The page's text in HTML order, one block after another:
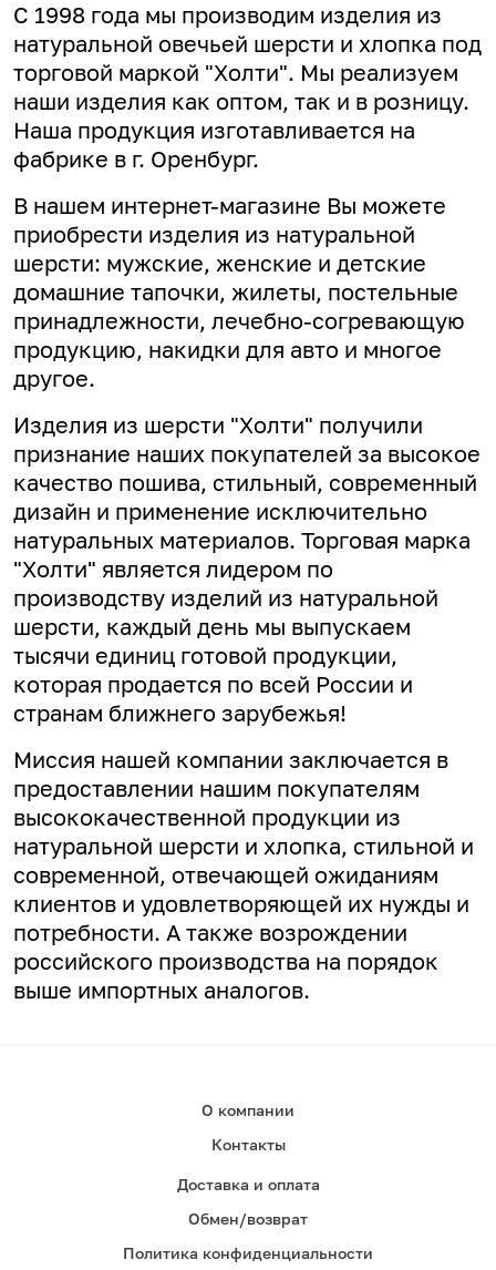
С 1998 года мы производим изделия из
натуральной овечьей шерсти и хлопка под
торговой маркой "Холти". Мы реализуем
наши изделия как оптом, так и в розницу.
Наша продукция изготавливается на
фабрике в г. Оренбург.
В нашем интернет-магазине Вы можете
приобрести изделия из натуральной
шерсти: мужские, женские и детские
домашние тапочки, жилеты, постельные
принадлежности, лечебно-согревающую
продукцию, накидки для авто и многое
другое.
Изделия из шерсти "Холти" получили
признание наших покупателей за высокое
качество пошива, стильный, современный
дизайн и применение исключительно
натуральных материалов. Торговая марка
"Холти" является лидером по
производству изделий из натуральной
шерсти, каждый день мы выпускаем
тысячи единиц готовой продукции,
которая продается по всей России и
странам ближнего зарубежья!
Миссия нашей компании заключается в
предоставлении нашим покупателям
высококачественной продукции из
натуральной шерсти и хлопка, стильной и
современной, отвечающей ожиданиям
клиентов и удовлетворяющей их нужды и
потребности. А также возрождении
российского производства на порядок
выше импортных аналогов.
О компании
Контакты
Доставка и оплата
Обмен/возврат
Политика конфиденциальности